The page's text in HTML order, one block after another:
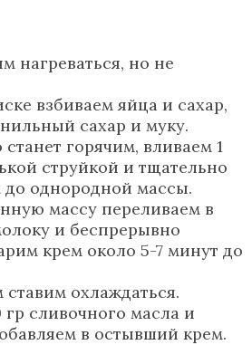
нагреваться, но не
взбиваем яйца и сахар,
сахар и муку.
горячим, вливаем 1
струйкой и тщательно
однородной массы.
массу переливаем в
и беспрерывно
крем около 5-7 минут до
охлаждаться.
сливочного масла и
в остывший крем.